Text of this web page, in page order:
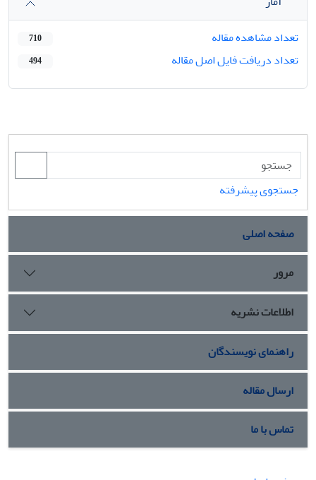
تعداد مشاهده مقاله
710
تعداد دریافت فایل اصل مقاله 494
جستجوی پیشرفته
صفحه اصلی
مرور
اطلاعات نشریه
راهنمای نویسندگان
ارسال مقاله
تماس با ما